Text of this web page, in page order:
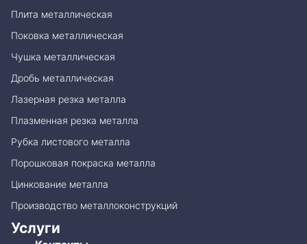
Плита металлическая
Поковка металлическая
Чушка металлическая
Дробь металлическая
Лазерная резка металла
Плазменная резка металла
Рубка листового металла
Порошковая покраска металла
Цинкование металла
Производство металлоконструкций
Услуги